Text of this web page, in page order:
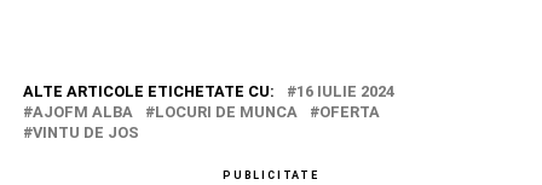
ALTE ARTICOLE ETICHETATE CU:
16 IULIE 2024
AJOFM ALBA
LOCURI DE MUNCA
OFERTA
VINTU DE JOS
PUBLICITATE